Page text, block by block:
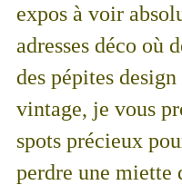
expos à voir
adresses déco où
des pépites design
vintage, je vous
spots précieux
perdre une miette